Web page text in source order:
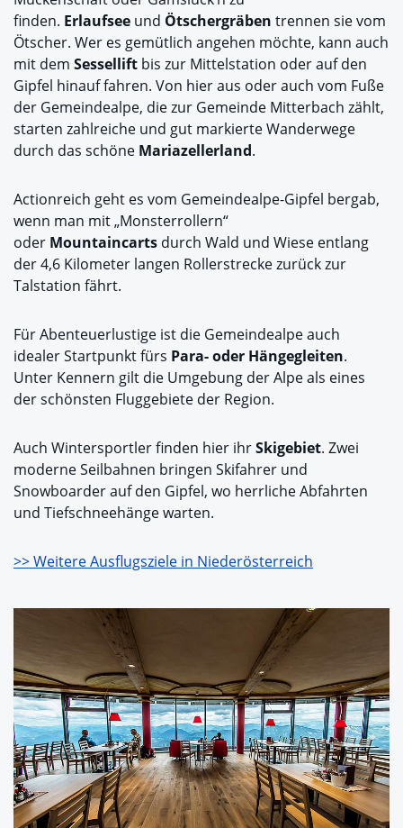
finden. Erlaufsee und Ötschergräben trennen sie vom
Ötscher. Wer es gemütlich angehen möchte, kann auch
mit dem Sessellift bis zur Mittelstation oder auf den
Gipfel hinauf fahren. Von hier aus oder auch vom Fuße
der Gemeindealpe, die zur Gemeinde Mitterbach zählt,
starten zahlreiche und gut markierte Wanderwege
durch das schöne Mariazellerland.
Actionreich geht es vom Gemeindealpe-Gipfel bergab,
wenn man mit „Monsterrollern“
oder Mountaincarts durch Wald und Wiese entlang
der 4,6 Kilometer langen Rollerstrecke zurück zur
Talstation fährt.
Für Abenteuerlustige ist die Gemeindealpe auch
idealer Startpunkt fürs Para- oder Hängegleiten.
Unter Kennern gilt die Umgebung der Alpe als eines
der schönsten Fluggebiete der Region.
Auch Wintersportler finden hier ihrSkigebiet. Zwei
moderne Seilbahnen bringen Skifahrer und
Snowboarder auf den Gipfel, wo herrliche Abfahrten
und Tiefschneehänge warten.
>> Weitere Ausflugsziele in Niederösterreich